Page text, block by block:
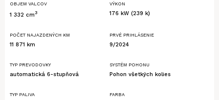
OBJEM VALCOV
1 332 cm3
VÝKON
176 kW (239 k)
POČET NAJAZDENÝCH KM
11 871 km
PRVÉ PRIHLÁSENIE
9/2024
TYP PREVODOVKY
automatická 6-stupňová
SYSTÉM POHONU
Pohon všetkých kolies
TYP PALIVA FARBA